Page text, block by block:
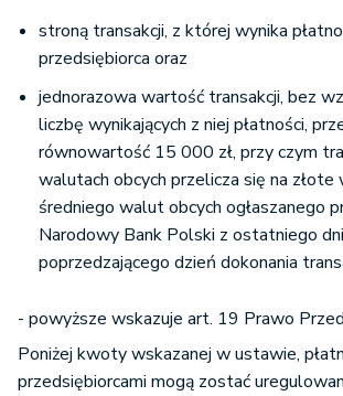
stroną transakcji, z której wynika
przedsiębiorca oraz
jednorazowa wartość transakcji, bez
liczbę wynikających z niej płatności,
równowartość 15 000 zł, przy czym
walutach obcych przelicza się na złote
średniego walut obcych ogłaszanego
Narodowy Bank Polski z ostatniego
poprzedzającego dzień dokonania
- powyższe wskazuje art. 19 Prawo
Poniżej kwoty wskazanej w ustawie,
przedsiębiorcami mogą zostać